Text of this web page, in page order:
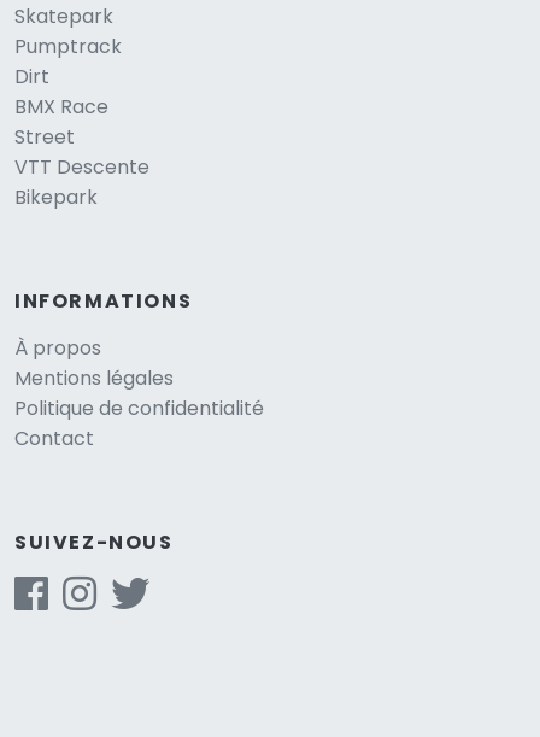
Skatepark
Pumptrack
Dirt
BMX Race
Street
VTT Descente
Bikepark
INFORMATIONS
À propos
Mentions légales
Politique de confidentialité
Contact
SUIVEZ-NOUS